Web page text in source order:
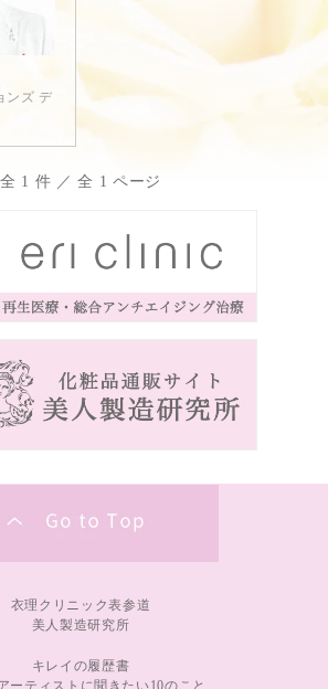
ンズ デ
全 1 件 ／ 全 1 ページ
衣理クリニック表参道
美人製造研究所
キレイの履歴書
ーティストに聞きたい10のこと